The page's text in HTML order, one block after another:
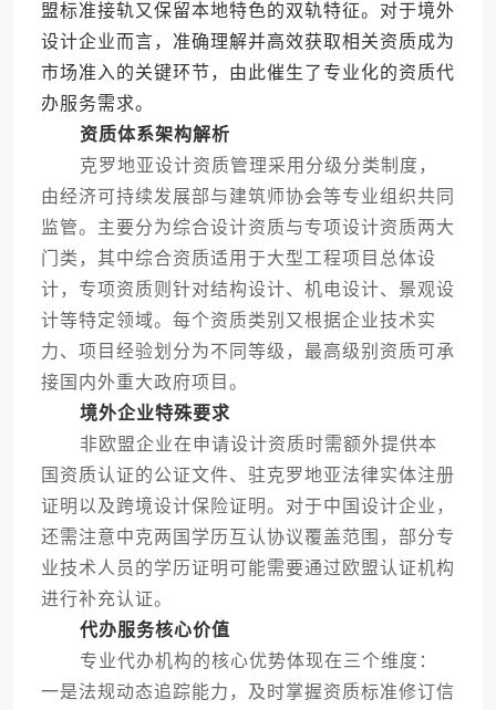
盟标准接轨又保留本地特色的双轨特征。对于境外
设计企业而言，准确理解并高效获取相关资质成为
市场准入的关键环节，由此催生了专业化的资质代
办服务需求。
资质体系架构解析
克罗地亚设计资质管理采用分级分类制度，
由经济可持续发展部与建筑师协会等专业组织共同
监管。主要分为综合设计资质与专项设计资质两大
门类，其中综合资质适用于大型工程项目总体设
计，专项资质则针对结构设计、机电设计、景观设
计等特定领域。每个资质类别又根据企业技术实
力、项目经验划分为不同等级，最高级别资质可承
接国内外重大政府项目。
境外企业特殊要求
非欧盟企业在申请设计资质时需额外提供本
国资质认证的公证文件、驻克罗地亚法律实体注册
证明以及跨境设计保险证明。对于中国设计企业，
还需注意中克两国学历互认协议覆盖范围，部分专
业技术人员的学历证明可能需要通过欧盟认证机构
进行补充认证。
代办服务核心价值
专业代办机构的核心优势体现在三个维度：
一是法规动态追踪能力，及时掌握资质标准修订信